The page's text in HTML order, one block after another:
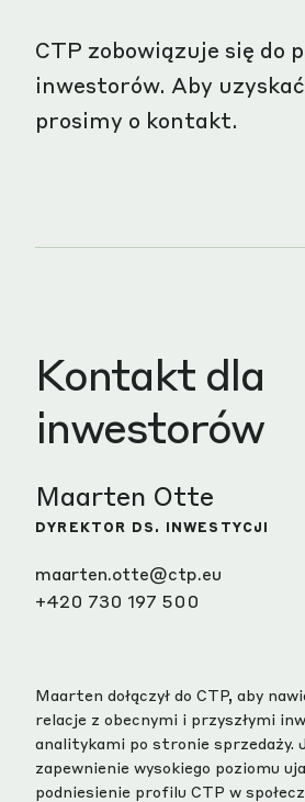
CTP zobowiązuje się
inwestorów. Aby
prosimy o kontakt.
Kontakt dla
inwestorów
Maarten Otte
DYREKTOR DS. INWESTYCJI
maarten.otte@ctp.eu
+420 730 197 500
Maarten dołączył do CTP, aby
relacje z obecnymi i przyszłymi
analitykami po stronie sprzedaży.
zapewnienie wysokiego poziomu
podniesienie profilu CTP w